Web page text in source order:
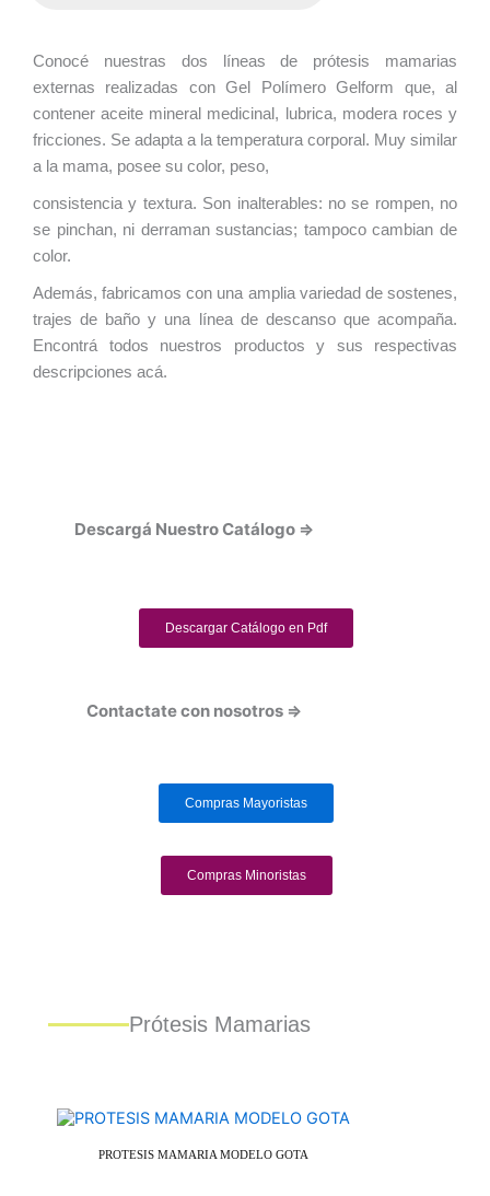
Conocé nuestras dos líneas de prótesis mamarias
externas realizadas con Gel Polímero Gelform que, al
contener aceite mineral medicinal, lubrica, modera roces y
fricciones. Se adapta a la temperatura corporal. Muy similar
a la mama, posee su color, peso,
consistencia y textura. Son inalterables: no se rompen, no
se pinchan, ni derraman sustancias; tampoco cambian de
color.
Además, fabricamos con una amplia variedad de sostenes,
trajes de baño y una línea de descanso que acompaña.
Encontrá todos nuestros productos y sus respectivas
descripciones acá.
Descargá Nuestro Catálogo ⇒
Descargar Catálogo en Pdf
Contactate con nosotros ⇒
Compras Mayoristas
Compras Minoristas
Prótesis Mamarias
PROTESIS MAMARIA MODELO GOTA